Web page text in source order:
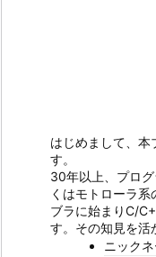
はじめまして、本
す。
30年以上、プロ
くはモトローラ
ブラに始まりC/
す。その知見を活
ニック